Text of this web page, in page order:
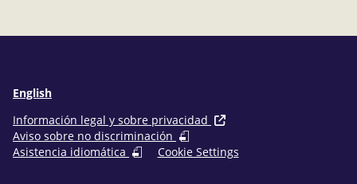
English
Información legal y sobre privacidad
Aviso sobre no discriminación
Asistencia idiomática
Cookie Settings